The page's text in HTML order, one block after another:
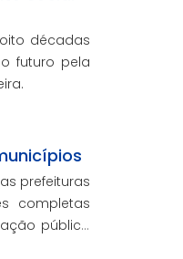
décadas
futuro pela
prefeituras
completas
pública